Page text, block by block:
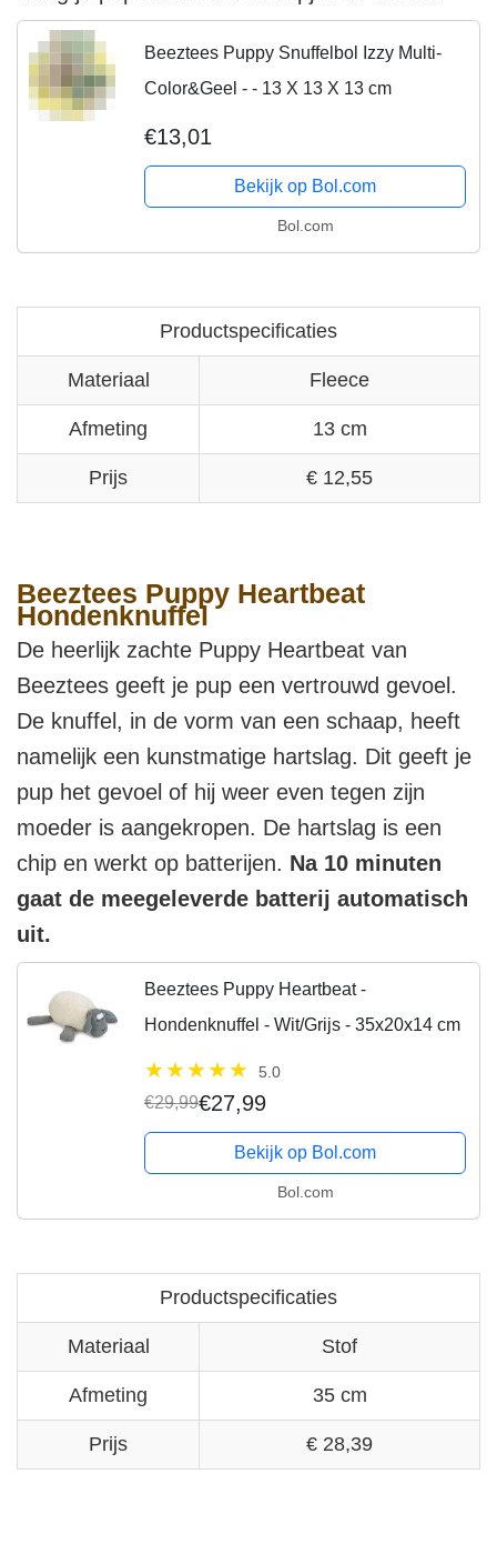
Beeztees Puppy Snuffelbol Izzy Multi-
Color&Geel - - 13 X 13 X 13 cm
€13,01
Bekijk op Bol.com
Bol.com
Productspecificaties
Materiaal Fleece
Afmeting 13 cm
Prijs € 12,55
Beeztees Puppy Heartbeat
Hondenknuffel
De heerlijk zachte Puppy Heartbeat van
Beeztees geeft je pup een vertrouwd gevoel.
De knuffel, in de vorm van een schaap, heeft
namelijk een kunstmatige hartslag. Dit geeft je
pup het gevoel of hij weer even tegen zijn
moeder is aangekropen. De hartslag is een
chip en werkt op batterijen. Na 10 minuten
gaat de meegeleverde batterij automatisch
uit.
Beeztees Puppy Heartbeat -
Hondenknuffel - Wit/Grijs - 35x20x14 cm
5.0
€29,99€27,99
Bekijk op Bol.com
Bol.com
Productspecificaties
Materiaal Stof
Afmeting 35 cm
Prijs € 28,39